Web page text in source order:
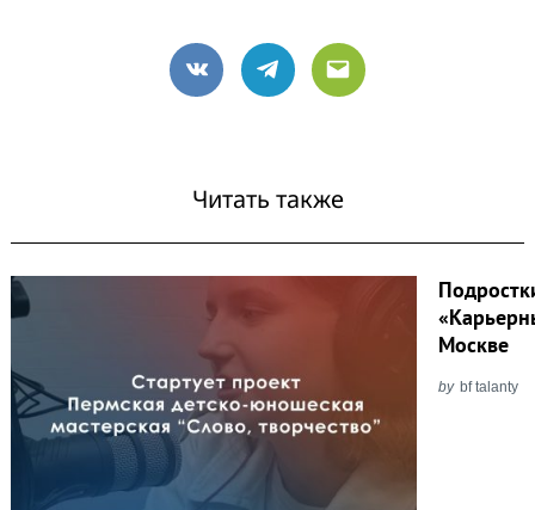
VK Telegram
Email
Читать также
Москве
by bf talanty